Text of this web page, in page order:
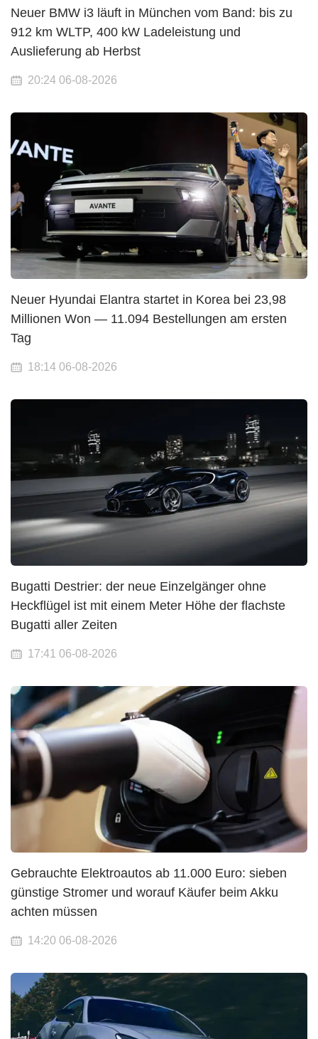
Neuer BMW i3 läuft in München vom Band: bis zu
912 km WLTP, 400 kW Ladeleistung und
Auslieferung ab Herbst
20:24 06-08-2026
Neuer Hyundai Elantra startet in Korea bei 23,98
Millionen Won — 11.094 Bestellungen am ersten
Tag
18:14 06-08-2026
Bugatti Destrier: der neue Einzelgänger ohne
Heckflügel ist mit einem Meter Höhe der flachste
Bugatti aller Zeiten
17:41 06-08-2026
Gebrauchte Elektroautos ab 11.000 Euro: sieben
günstige Stromer und worauf Käufer beim Akku
achten müssen
14:20 06-08-2026